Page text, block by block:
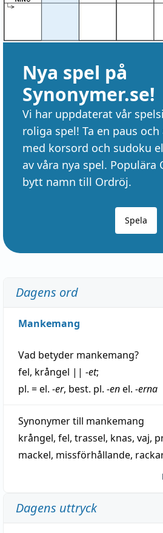
Nya spel på
Synonymer.se!
Vi har uppdaterat vår
roliga spel! Ta en paus
med korsord och sudoku
av våra nya spel. Populära
bytt namn till Ordröj.
Spela
Dagens ord
Mankemang
Vad betyder mankemang?
fel, krångel || -et;
pl. = el. -er, best. pl. -enel. -erna
Synonymer till mankemang
krångel, fel, trassel, knas, vaj,
mackel, missförhållande,
Dagens uttryck